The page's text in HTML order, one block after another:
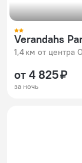
Verandahs
1,4 км от центра
от 4 825 ₽
за ночь